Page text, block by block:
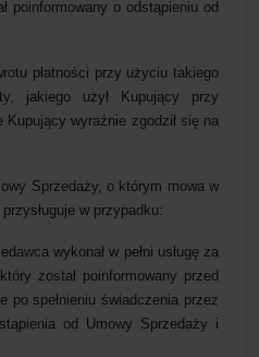
poinformowany o odstąpieniu od
płatności przy użyciu takiego
jakiego użył Kupujący przy
Kupujący wyraźnie zgodził się na
Sprzedaży, o którym mowa w
w przypadku:
wykonał w pełni usługę za
został poinformowany przed
po spełnieniu świadczenia przez
od Umowy Sprzedaży i